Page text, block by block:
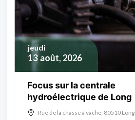
13 août, 2026
jeudi
Focus sur la centrale
hydroélectrique de Long
Rue de la chasse à vache, 80510 Long